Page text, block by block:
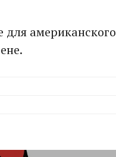
для американского